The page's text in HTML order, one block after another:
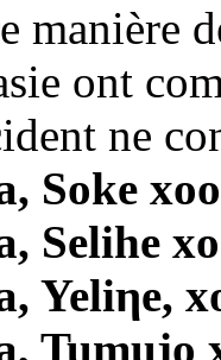
manière
ont
ne
Soke
Selihe
Yeliηe,
Tumujo